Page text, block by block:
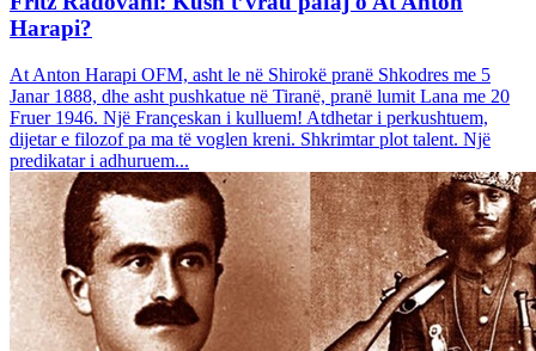
Harapi?
At Anton Harapi OFM, asht le në Shirokë pranë Shkodres me 5
Janar 1888, dhe asht pushkatue në Tiranë, pranë lumit Lana me 20
Fruer 1946. Një Françeskan i kulluem! Atdhetar i perkushtuem,
dijetar e filozof pa ma të voglen kreni. Shkrimtar plot talent. Një
predikatar i adhuruem...